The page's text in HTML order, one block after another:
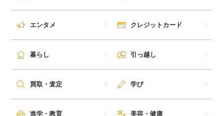
エンタメ クレジットカード
暮らし 引っ越し
買取・査定 学び
進学・教育 美容・健康